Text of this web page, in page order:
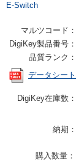
E-Switch
マルツコード：
DigiKey製品番号：
品質ランク：
データシート
DigiKey在庫数：
納期：
購入数量